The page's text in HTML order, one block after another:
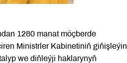
1280 manat möçberde
Ministrler Kabinetiniň giňişleýin
we diňleýji haklarynyň